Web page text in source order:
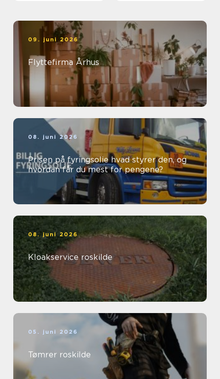
09. juni 2026
Flyttefirma Århus
08. juni 2026
Prisen på fyringsolie hvad styrer den, og
hvordan får du mest for pengene?
08. juni 2026
Kloakservice roskilde
05. juni 2026
Tømrer roskilde